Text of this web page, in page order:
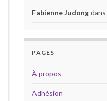
Fabienne Judongdans
PAGES
À propos
Adhésion